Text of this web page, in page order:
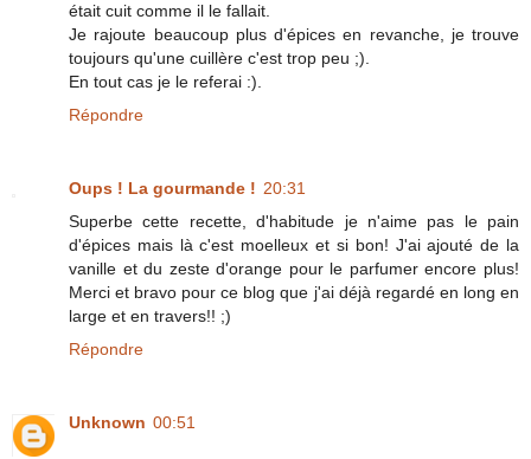
était cuit comme il le fallait.
Je rajoute beaucoup plus d'épices en revanche, je trouve
toujours qu'une cuillère c'est trop peu ;).
En tout cas je le referai :).
Répondre
Oups ! La gourmande ! 20:31
Superbe cette recette, d'habitude je n'aime pas le pain
d'épices mais là c'est moelleux et si bon! J'ai ajouté de la
vanille et du zeste d'orange pour le parfumer encore plus!
Merci et bravo pour ce blog que j'ai déjà regardé en long en
large et en travers!! ;)
Répondre
Unknown 00:51